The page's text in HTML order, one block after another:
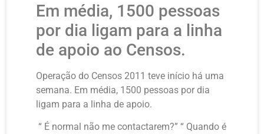
Em média, 1500 pessoas
por dia ligam para a linha
de apoio ao Censos.
Operação do Censos 2011 teve início há uma
semana. Em média, 1500 pessoas por dia
ligam para a linha de apoio.
“ É normal não me contactarem?” “ Quando é